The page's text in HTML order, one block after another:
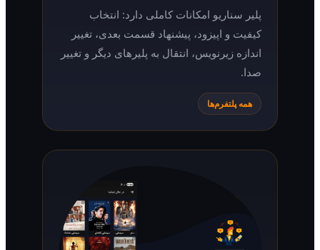
پلیر سناریو امکانات کاملی دارد: انتخاب
کیفیت و اپیزود، پیشنهاد قسمت بعدی، تغییر
اندازه زیرنویس، انتقال به پلیرهای دیگر و تغییر
همه پلتفرم‌ها